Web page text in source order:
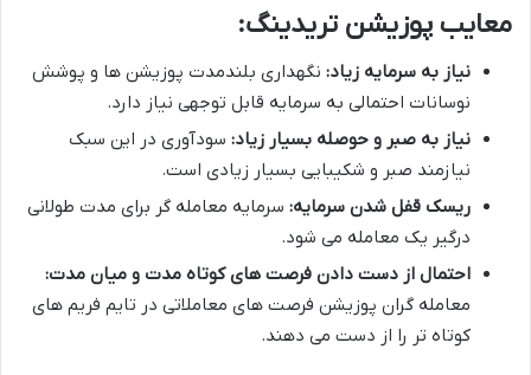
معایب پوزیشن تریدینگ:
نیاز به سرمایه زیاد: نگهداری بلندمدت پوزیشن ها و پوشش
نوسانات احتمالی به سرمایه قابل توجهی نیاز دارد.
نیاز به صبر و حوصله بسیار زیاد: سودآوری در این سبک
نیازمند صبر و شکیبایی بسیار زیادی است.
ریسک قفل شدن سرمایه: سرمایه معامله گر برای مدت طولانی
درگیر یک معامله می شود.
احتمال از دست دادن فرصت های کوتاه مدت و میان مدت:
معامله گران پوزیشن فرصت های معاملاتی در تایم فریم های
کوتاه تر را از دست می دهند.